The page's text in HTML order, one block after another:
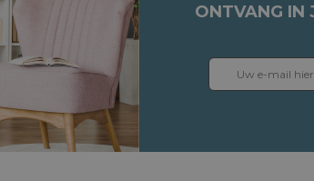
ONTVANG IN